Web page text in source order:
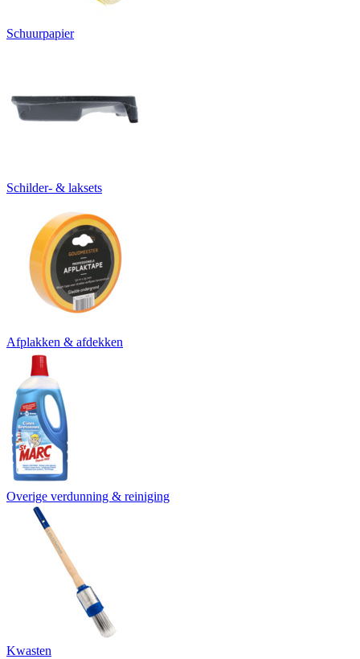
Schuurpapier
Schilder- & laksets
Afplakken & afdekken
Overige verdunning & reiniging
Kwasten